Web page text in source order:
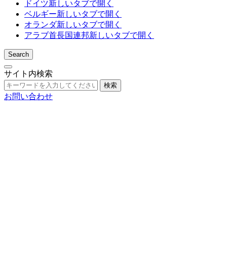
ドイツ新しいタブで開く
ベルギー新しいタブで開く
オランダ新しいタブで開く
アラブ首長国連邦新しいタブで開く
Search
サイト内検索
検索
お問い合わせ